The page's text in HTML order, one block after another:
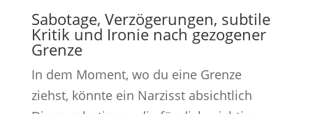
Sabotage, Verzögerungen, subtile
Kritik und Ironie nach gezogener
Grenze
In dem Moment, wo du eine Grenze
ziehst, könnte ein Narzisst absichtlich